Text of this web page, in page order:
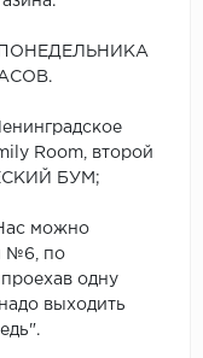
Room, второй
БУМ;
можно
№6, по
одну
выходить